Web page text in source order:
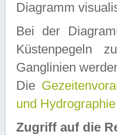
Diagramm
Bei der
Küstenpegeln
Ganglinien
Die
und Hydrographie
Zugriff auf die